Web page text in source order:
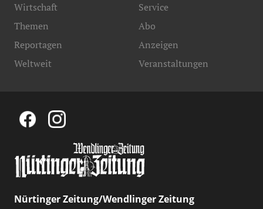
Wirtschaft
Themen
Reportagen
Weltweit
Service
Abo
Anzeigen
Veranstaltungen
Nürtinger Zeitung/Wendlinger Zeitung